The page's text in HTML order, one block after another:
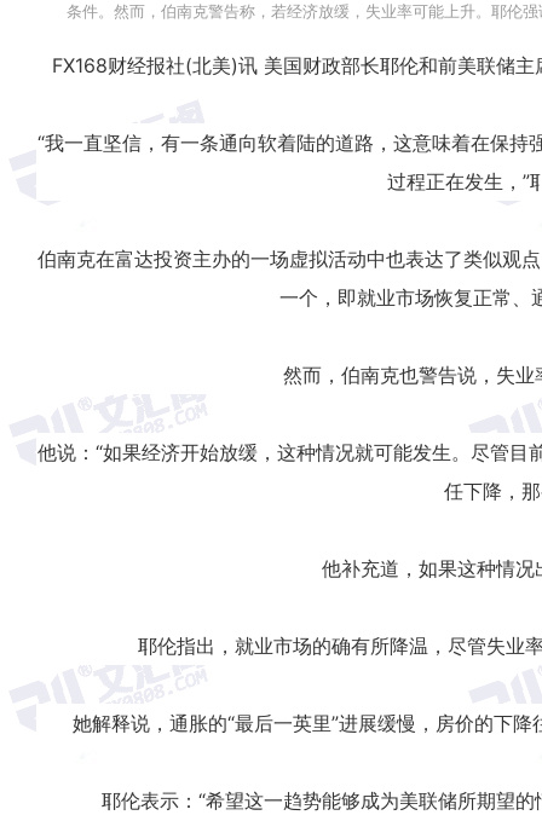
条件。然而，伯南克警告称，若经济放缓，失业率可能上升。耶伦
FX168财经报社(北美)讯 美国财政部长耶伦和前美联储
“我一直坚信，有一条通向软着陆的道路，这意味着在保
过程正在发生，”
伯南克在富达投资主办的一场虚拟活动中也表达了类似观
一个，即就业市场恢复正常、
然而，伯南克也警告说，失
他说：“如果经济开始放缓，这种情况就可能发生。尽管
任下降，
他补充道，如果这种情
耶伦指出，就业市场的确有所降温，尽管失业
她解释说，通胀的“最后一英里”进展缓慢，房价的下
耶伦表示：“希望这一趋势能够成为美联储所期望